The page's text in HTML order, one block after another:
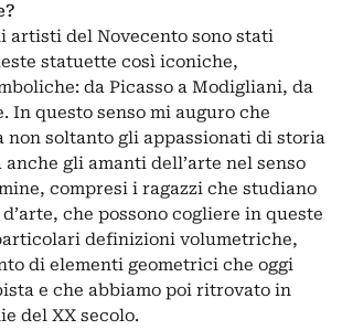
artisti del Novecento sono stati
statuette così iconiche,
da Picasso a Modigliani, da
In questo senso mi auguro che
non soltanto gli appassionati di storia
anche gli amanti dell’arte nel senso
compresi i ragazzi che studiano
che possono cogliere in queste
definizioni volumetriche,
di elementi geometrici che oggi
e che abbiamo poi ritrovato in
del XX secolo.